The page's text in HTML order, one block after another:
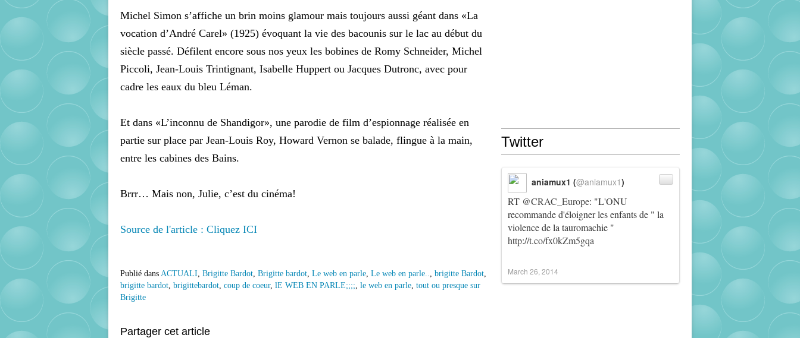
Michel Simon s’affiche un brin moins glamour mais toujours aussi géant dans «La
vocation d’André Carel» (1925) évoquant la vie des bacounis sur le lac au début du
siècle passé. Défilent encore sous nos yeux les bobines de Romy Schneider, Michel
Piccoli, Jean-Louis Trintignant, Isabelle Huppert ou Jacques Dutronc, avec pour
cadre les eaux du bleu Léman.
Et dans «L’inconnu de Shandigor», une parodie de film d’espionnage réalisée en
partie sur place par Jean-Louis Roy, Howard Vernon se balade, flingue à la main,
entre les cabines des Bains.
Brrr… Mais non, Julie, c’est du cinéma!
Source de l'article : Cliquez ICI
Publié dans ACTUALI, Brigitte Bardot, Brigitte bardot, Le web en parle, Le web en parle.., brigitte Bardot,
brigitte bardot, brigittebardot, coup de coeur, lE WEB EN PARLE;;;;, le web en parle, tout ou presque sur
Brigitte
Partager cet article
Twitter
RT @CRAC_Europe: "L'ONU
recommande d'éloigner les enfants de " la
violence de la tauromachie "
http://t.co/fx0kZm5gqa
aniamux1 (@aniamux1)
March 26, 2014